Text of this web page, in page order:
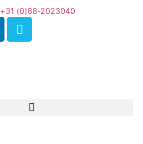
+31 (0)88-2023040